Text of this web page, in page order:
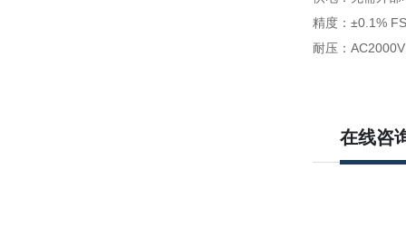
精度：±0.1%
耐压：
在线咨